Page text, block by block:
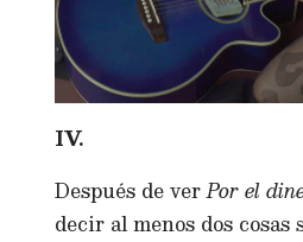
IV.
Después de verPor el
decir al menos dos cosas